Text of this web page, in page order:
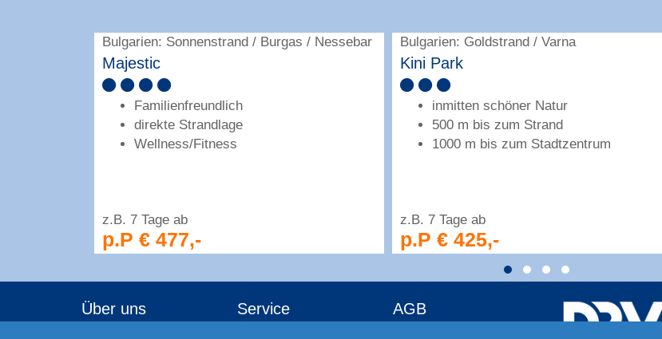
Bulgarien: Sonnenstrand / Burgas / Nessebar
Majestic
Familienfreundlich
direkte Strandlage
Wellness/Fitness
z.B. 7 Tage ab
p.P € 477,-
Bulgarien: Goldstrand / Varna
Kini Park
inmitten schöner Natur
500 m bis zum Strand
1000 m bis zum Stadtzentrum
z.B. 7 Tage ab
p.P € 425,-
Über uns Service
AGB